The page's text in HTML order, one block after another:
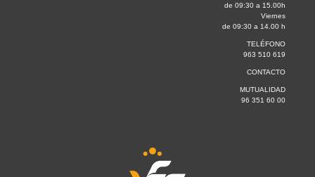
de 09:30 a 15.00h
Viernes
de 09:30 a 14.00 h
TELÉFONO
963 510 619
CONTACTO
MUTUALIDAD
96 351 60 00